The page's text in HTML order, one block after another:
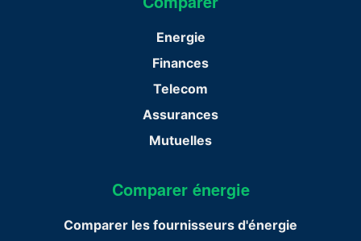
Energie
Finances
Telecom
Assurances
Mutuelles
Comparer énergie
Comparer les fournisseurs d'énergie